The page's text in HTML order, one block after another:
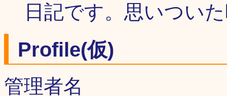
日記です。思いつい
Profile(仮)
管理者名